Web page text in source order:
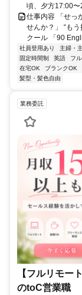
頃、夕方17:00〜
仕事内容 「せっ
せんか？」 “も
クール 「90
社員登用あり 主婦・
固定時間制
英語 フ
在宅OK
ブランクOK
髪型・髪色自由
業務委託
【フルリモー
のtoC営業職